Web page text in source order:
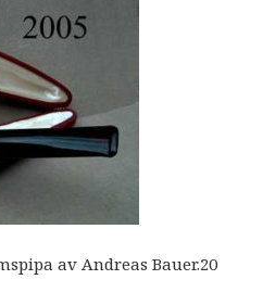
av Andreas Bauer.20